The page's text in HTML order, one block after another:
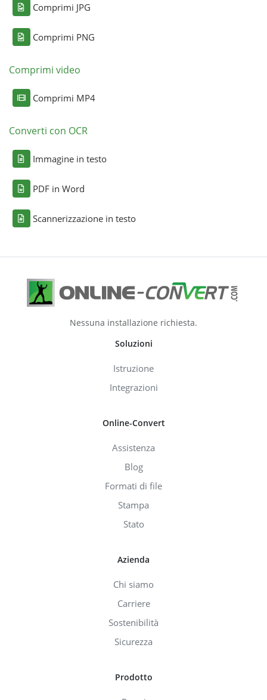
Comprimi JPG
Comprimi PNG
Comprimi video
Comprimi MP4
Converti con OCR
Immagine in testo
PDF in Word
Scannerizzazione in testo
Nessuna installazione richiesta.
Soluzioni
Istruzione
Integrazioni
Online-Convert
Assistenza
Blog
Formati di file
Stampa
Stato
Azienda
Chi siamo
Carriere
Sostenibilità
Sicurezza
Prodotto